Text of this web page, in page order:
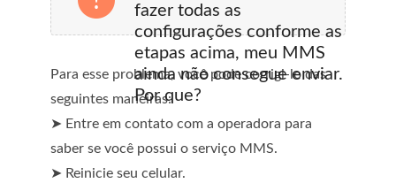
fazer todas as
configurações conforme as
etapas acima, meu MMS
ainda não consegue enviar.
Por que?
Para esse problema, você pode corrigi-lo das
seguintes maneiras:
➤ Entre em contato com a operadora para
saber se você possui o serviço MMS.
➤ Reinicie seu celular.